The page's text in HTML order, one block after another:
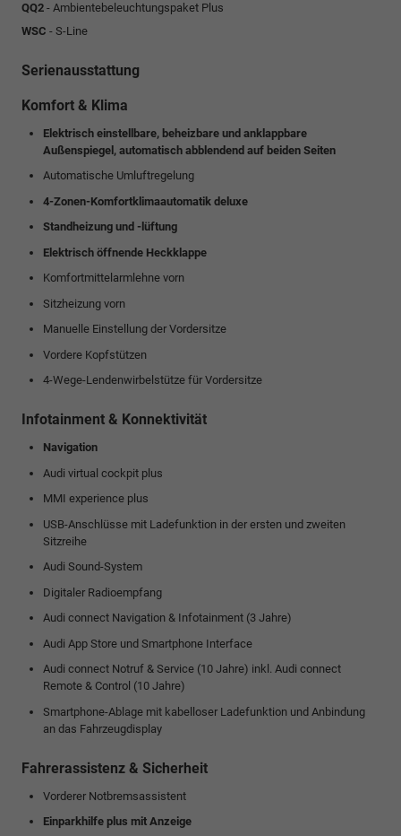
QQ2 - Ambientebeleuchtungspaket Plus
WSC - S-Line
Serienausstattung
Komfort & Klima
Elektrisch einstellbare, beheizbare und anklappbare
Außenspiegel, automatisch abblendend auf beiden Seiten
Automatische Umluftregelung
4-Zonen-Komfortklimaautomatik deluxe
Standheizung und -lüftung
Elektrisch öffnende Heckklappe
Komfortmittelarmlehne vorn
Sitzheizung vorn
Manuelle Einstellung der Vordersitze
Vordere Kopfstützen
4-Wege-Lendenwirbelstütze für Vordersitze
Infotainment & Konnektivität
Navigation
Audi virtual cockpit plus
MMI experience plus
USB-Anschlüsse mit Ladefunktion in der ersten und zweiten
Sitzreihe
Audi Sound-System
Digitaler Radioempfang
Audi connect Navigation & Infotainment (3 Jahre)
Audi App Store und Smartphone Interface
Audi connect Notruf & Service (10 Jahre) inkl. Audi connect
Remote & Control (10 Jahre)
Smartphone-Ablage mit kabelloser Ladefunktion und Anbindung
an das Fahrzeugdisplay
Fahrerassistenz & Sicherheit
Vorderer Notbremsassistent
Einparkhilfe plus mit Anzeige